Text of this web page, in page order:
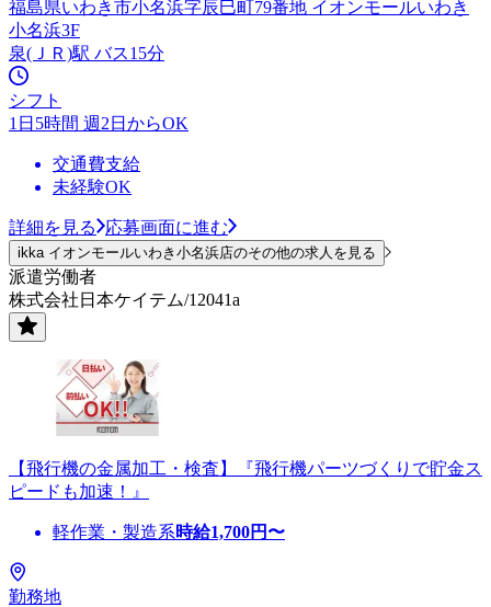
福島県いわき市小名浜字辰巳町79番地 イオンモールいわき
小名浜3F
泉(ＪＲ)駅 バス15分
シフト
1日5時間 週2日からOK
交通費支給
未経験OK
詳細を見る 応募画面に進む
ikka イオンモールいわき小名浜店のその他の求人を見る
派遣労働者
株式会社日本ケイテム/12041a
【飛行機の金属加工・検査】『飛行機パーツづくりで貯金ス
ピードも加速！』
軽作業・製造系時給1,700円〜
勤務地